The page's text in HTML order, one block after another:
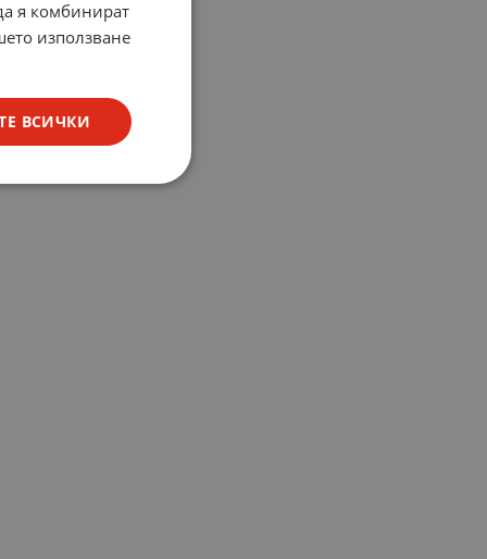
я комбинират
използване
ВСИЧКИ